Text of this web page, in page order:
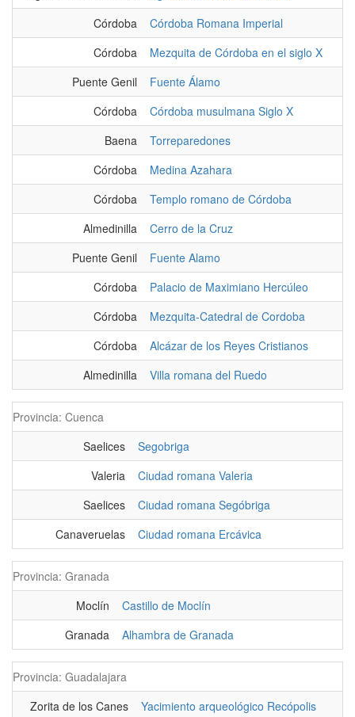
Córdoba
Córdoba Romana Imperial
Córdoba
Mezquita de Córdoba en el siglo X
Puente Genil
Fuente Álamo
Córdoba
Córdoba musulmana Siglo X
Baena
Torreparedones
Córdoba
Medina Azahara
Córdoba
Templo romano de Córdoba
Almedinilla
Cerro de la Cruz
Puente Genil
Fuente Alamo
Córdoba
Palacio de Maximiano Hercúleo
Córdoba
Mezquita-Catedral de Cordoba
Córdoba
Alcázar de los Reyes Cristianos
Almedinilla
Villa romana del Ruedo
Provincia: Cuenca
Saelices
Segobriga
Valeria
Ciudad romana Valeria
Saelices
Ciudad romana Segóbriga
Canaveruelas
Ciudad romana Ercávica
Provincia: Granada
Moclín
Castillo de Moclín
Granada
Alhambra de Granada
Provincia: Guadalajara
Zorita de los Canes
Yacimiento arqueológico Recópolis